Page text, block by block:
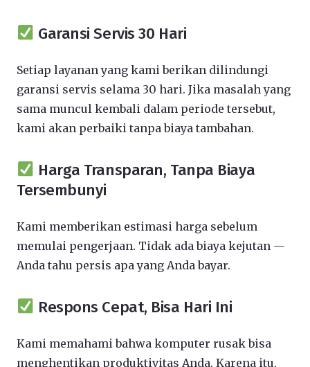
Garansi Servis 30 Hari
Setiap layanan yang kami berikan dilindungi
garansi servis selama 30 hari. Jika masalah yang
sama muncul kembali dalam periode tersebut,
kami akan perbaiki tanpa biaya tambahan.
Harga Transparan, Tanpa Biaya
Tersembunyi
Kami memberikan estimasi harga sebelum
memulai pengerjaan. Tidak ada biaya kejutan —
Anda tahu persis apa yang Anda bayar.
Respons Cepat, Bisa Hari Ini
Kami memahami bahwa komputer rusak bisa
menghentikan produktivitas Anda. Karena itu,